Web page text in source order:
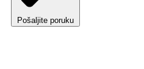
Pošaljite poruku